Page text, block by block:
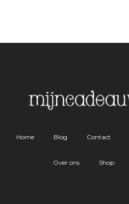
Home Blog Contact
Over ons Shop